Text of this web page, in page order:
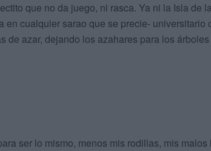
que no da juego, ni rasca. Ya ni la Isla de
en cualquier sarao que se precie- universitario
de azar, dejando los azahares para los
ser lo mismo, menos mis rodillas, mis